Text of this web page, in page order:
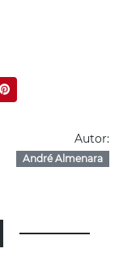
Autor:
André Almenara